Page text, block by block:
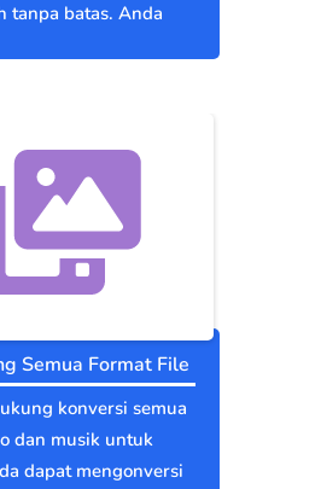
tanpa batas. Anda
Semua Format File
konversi semua
dan musik untuk
dapat mengonversi